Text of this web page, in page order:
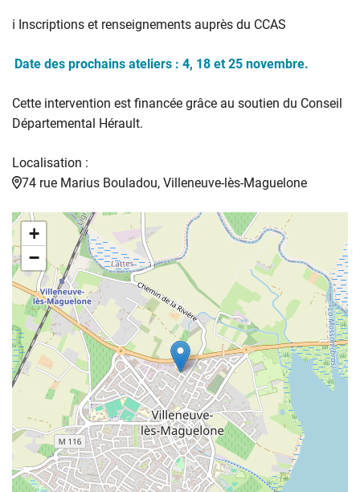
ℹ️ Inscriptions et renseignements auprès du CCAS
Date des prochains ateliers : 4, 18 et 25 novembre.
Cette intervention est financée grâce au soutien du Conseil
Départemental Hérault.
Localisation :
74 rue Marius Bouladou, Villeneuve-lès-Maguelone
+
−